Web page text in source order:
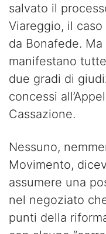
salvato il
Viareggio, il
da Bonafede.
manifestano
due gradi di
concessi
Cassazione.
Nessuno,
Movimento,
assumere una
nel negoziato
punti della